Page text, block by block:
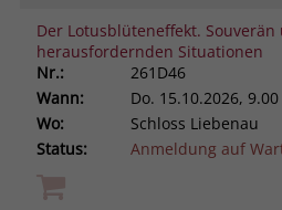
Der Lotusblüteneffekt.
herausfordernden Situationen
Nr.:
261D46
Wann:
Do. 15.10.2026,
Wo:
Schloss Liebenau
Status:
Anmeldung auf